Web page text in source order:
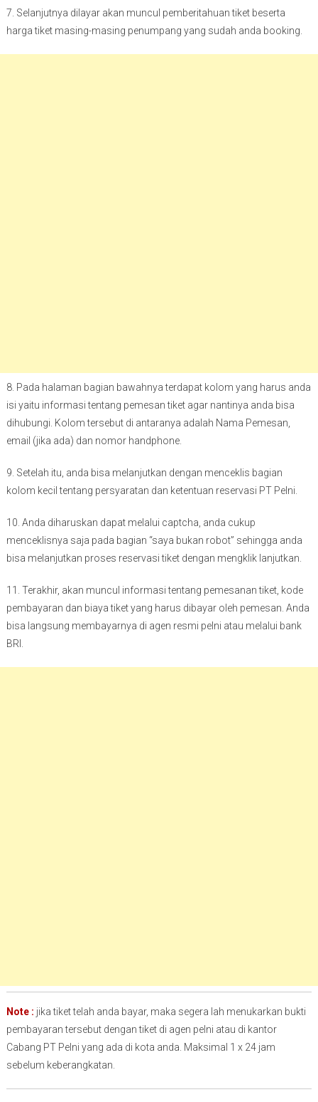
7. Selanjutnya dilayar akan muncul pemberitahuan tiket beserta
harga tiket masing-masing penumpang yang sudah anda booking.
8. Pada halaman bagian bawahnya terdapat kolom yang harus anda
isi yaitu informasi tentang pemesan tiket agar nantinya anda bisa
dihubungi. Kolom tersebut di antaranya adalah Nama Pemesan,
email (jika ada) dan nomor handphone.
9. Setelah itu, anda bisa melanjutkan dengan menceklis bagian
kolom kecil tentang persyaratan dan ketentuan reservasi PT Pelni.
10. Anda diharuskan dapat melalui captcha, anda cukup
menceklisnya saja pada bagian “saya bukan robot” sehingga anda
bisa melanjutkan proses reservasi tiket dengan mengklik lanjutkan.
11. Terakhir, akan muncul informasi tentang pemesanan tiket, kode
pembayaran dan biaya tiket yang harus dibayar oleh pemesan. Anda
bisa langsung membayarnya di agen resmi pelni atau melalui bank
BRI.
Note : jika tiket telah anda bayar, maka segera lah menukarkan bukti
pembayaran tersebut dengan tiket di agen pelni atau di kantor
Cabang PT Pelni yang ada di kota anda. Maksimal 1 x 24 jam
sebelum keberangkatan.